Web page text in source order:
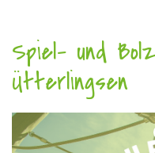
Spiel- und
Ütterlingsen